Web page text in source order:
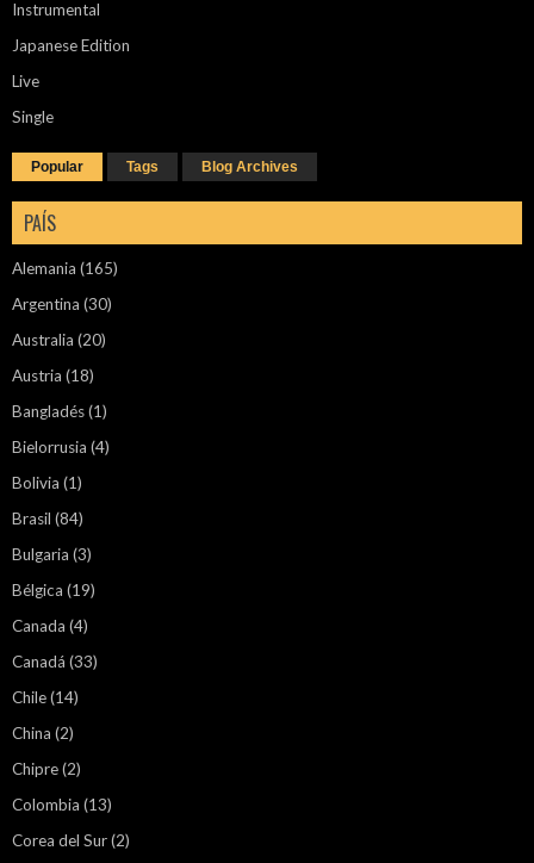
Instrumental
Japanese Edition
Live
Single
Popular Tags Blog Archives
PAÍS
Alemania (165)
Argentina (30)
Australia (20)
Austria (18)
Bangladés(1)
Bielorrusia (4)
Bolivia (1)
Brasil (84)
Bulgaria (3)
Bélgica (19)
Canada (4)
Canadá (33)
Chile(14)
China (2)
Chipre(2)
Colombia (13)
Corea del Sur(2)